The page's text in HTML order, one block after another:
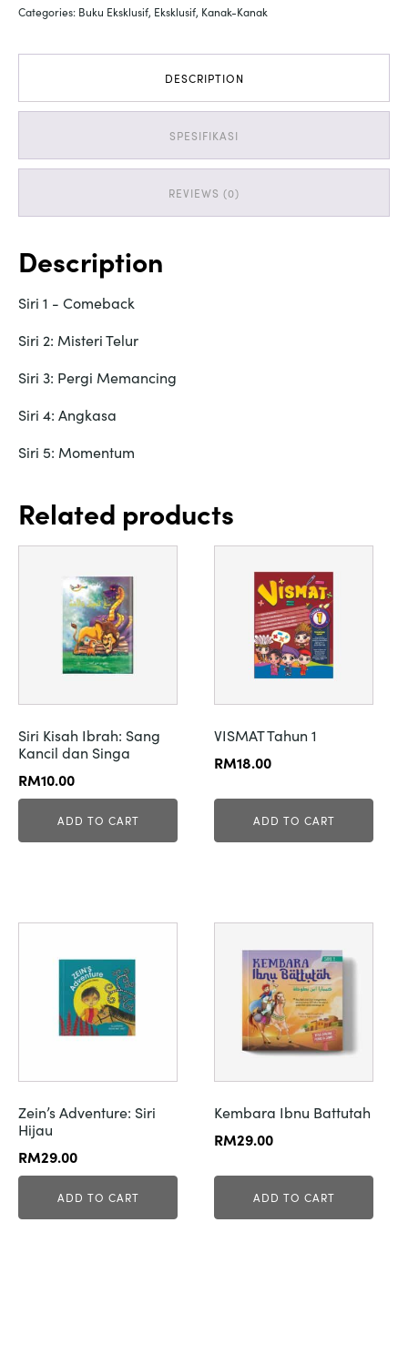
Ipit
Categories: Buku Eksklusif, Eksklusif, Kanak-Kanak
DESCRIPTION
SPESIFIKASI
REVIEWS (0)
Description
Siri 1 - Comeback
Siri 2: Misteri Telur
Siri 3: Pergi Memancing
Siri 4: Angkasa
Siri 5: Momentum
Related products
Siri Kisah Ibrah: Sang
Kancil dan Singa
RM10.00
ADD TO CART
VISMAT Tahun 1
RM18.00
ADD TO CART
Zein’s Adventure: Siri
Hijau
RM29.00
ADD TO CART
Kembara Ibnu Battutah
RM29.00
ADD TO CART